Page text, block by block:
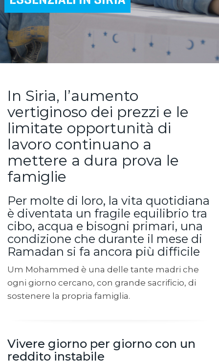
In Siria, l’aumento
vertiginoso dei prezzi e le
limitate opportunità di
lavoro continuano a
mettere a dura prova le
famiglie
Per molte di loro, la vita quotidiana
è diventata un fragile equilibrio tra
cibo, acqua e bisogni primari, una
condizione che durante il mese di
Ramadan si fa ancora più difficile
Um Mohammed è una delle tante madri che
ogni giorno cercano, con grande sacrificio, di
sostenere la propria famiglia.
Vivere giorno per giorno con un
reddito instabile